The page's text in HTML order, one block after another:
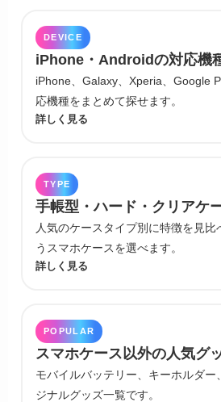
DEVICE
iPhone・Androidの対応機
iPhone、Galaxy、Xperia、Google
応機種をまとめて探せます。
詳しく見る
TYPE
手帳型・ハード・クリアケ
人気のケースタイプ別に特徴を見比
うスマホケースを選べます。
詳しく見る
POPULAR
スマホケース以外の人気グ
モバイルバッテリー、キーホルダー
ジナルグッズ一覧です。